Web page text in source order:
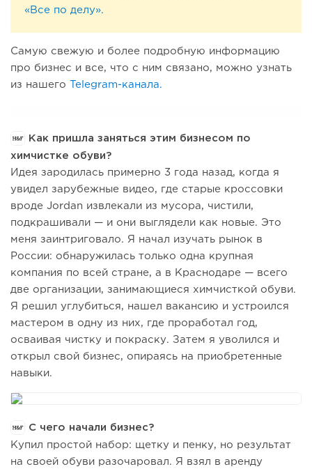
«Все по делу».
Самую свежую и более подробную информацию
про бизнес и все, что с ним связано, можно узнать
из нашего Telegram-канала.
Как пришла заняться этим бизнесом по
химчистке обуви?
Идея зародилась примерно 3 года назад, когда я
увидел зарубежные видео, где старые кроссовки
вроде Jordan извлекали из мусора, чистили,
подкрашивали — и они выглядели как новые. Это
меня заинтриговало. Я начал изучать рынок в
России: обнаружилась только одна крупная
компания по всей стране, а в Краснодаре — всего
две организации, занимающиеся химчисткой обуви.
Я решил углубиться, нашел вакансию и устроился
мастером в одну из них, где проработал год,
осваивая чистку и покраску. Затем я уволился и
открыл свой бизнес, опираясь на приобретенные
навыки.
С чего начали бизнес?
Купил простой набор: щетку и пенку, но результат
на своей обуви разочаровал. Я взял в аренду